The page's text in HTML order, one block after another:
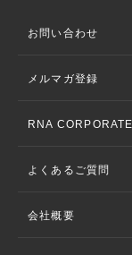
お問い合わせ
メルマガ登録
RNA
よくあるご質問
会社概要